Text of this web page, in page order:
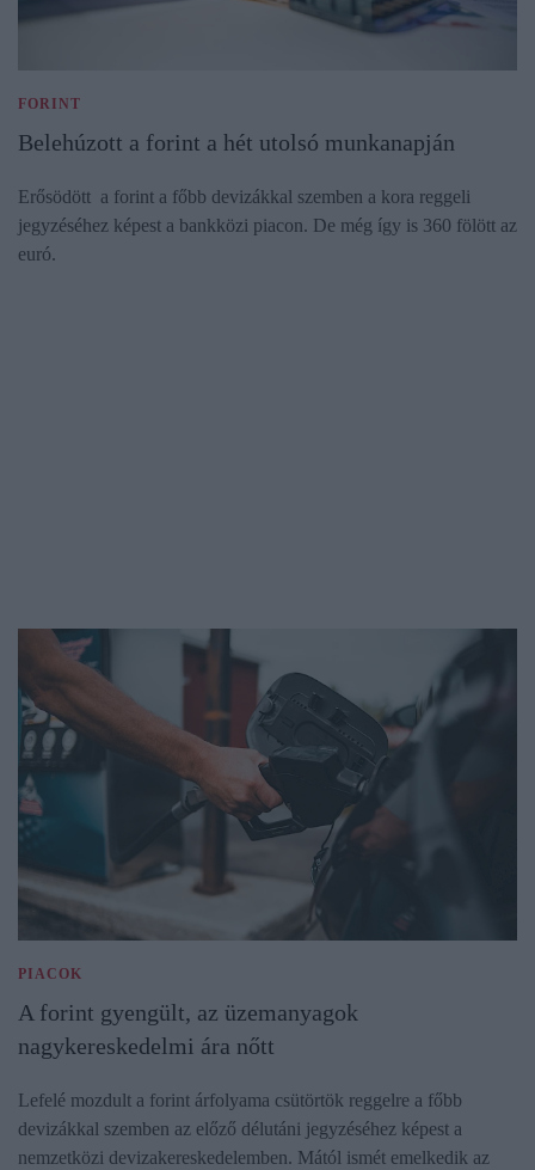
FORINT
Belehúzott a forint a hét utolsó munkanapján
Erősödött a forint a főbb devizákkal szemben a kora reggeli
jegyzéséhez képest a bankközi piacon. De még így is 360 fölött az
euró.
PIACOK
A forint gyengült, az üzemanyagok
nagykereskedelmi ára nőtt
Lefelé mozdult a forint árfolyama csütörtök reggelre a főbb
devizákkal szemben az előző délutáni jegyzéséhez képest a
nemzetközi devizakereskedelemben. Mától ismét emelkedik az